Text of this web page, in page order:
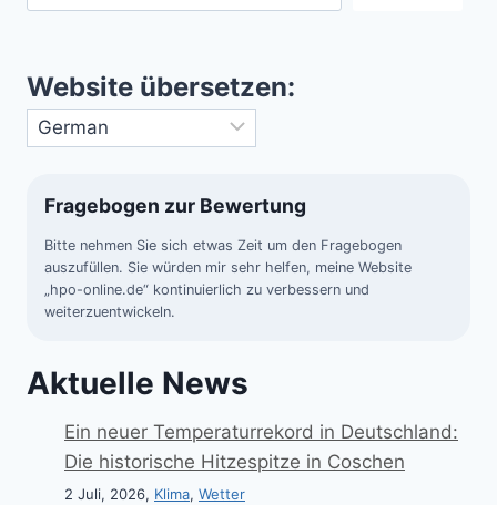
Website übersetzen:
Fragebogen zur Bewertung
Bitte nehmen Sie sich etwas Zeit um den Fragebogen
auszufüllen. Sie würden mir sehr helfen, meine Website
„hpo-online.de“ kontinuierlich zu verbessern und
weiterzuentwickeln.
Aktuelle News
Ein neuer Temperaturrekord in Deutschland:
Die historische Hitzespitze in Coschen
2 Juli, 2026, Klima, Wetter